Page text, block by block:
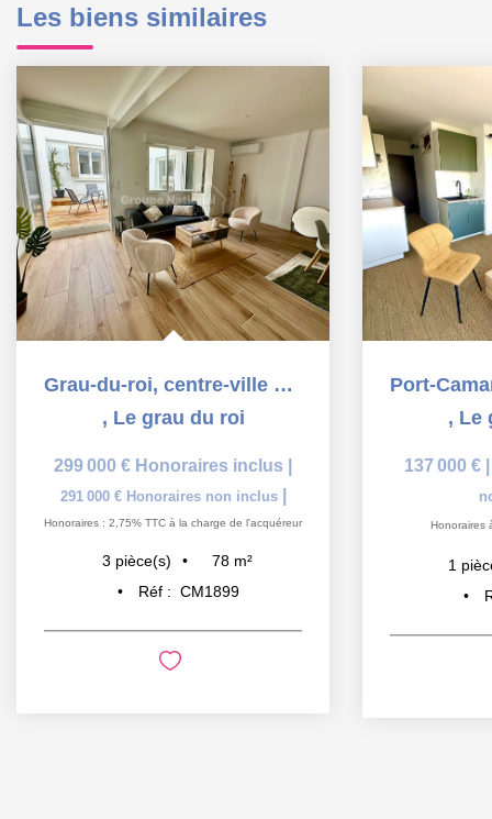
Les biens similaires
Grau-du-roi, centre-ville appartement en rez-de-chaussée...
, Le grau du roi
299 000 € Honoraires inclus
291 000 € Honoraires non inclus
Honoraires : 2,75% TTC à la charge de l'acquéreur
3 pièce(s) 78 m²
Réf : CM1899
, Le
137 000 €
Honoraires
1